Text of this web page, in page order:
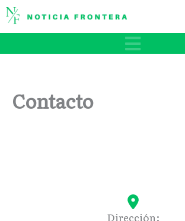
Ir
al
Contacto
Dirección: